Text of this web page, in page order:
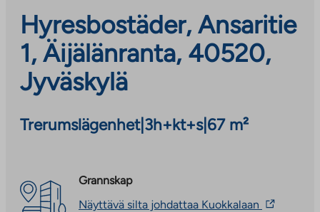
Hyresbostäder, Ansaritie
1, Äijälänranta, 40520,
Jyväskylä
Trerumslägenhet| 3h+kt+s| 67 m²
Grannskap
Näyttävä silta johdattaa Kuokkalaan The